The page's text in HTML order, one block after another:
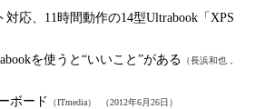
対応、11時間動作の14型Ultrabook「XPS
を使うと“いいこと”がある （長浜和也，
ボード （ITmedia） （2012年6月26日）